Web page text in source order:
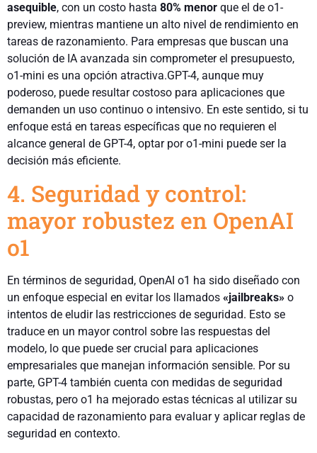
asequible, con un costo hasta 80% menor que el de o1-
preview, mientras mantiene un alto nivel de rendimiento en
tareas de razonamiento. Para empresas que buscan una
solución de IA avanzada sin comprometer el presupuesto,
o1-mini es una opción atractiva.GPT-4, aunque muy
poderoso, puede resultar costoso para aplicaciones que
demanden un uso continuo o intensivo. En este sentido, si tu
enfoque está en tareas específicas que no requieren el
alcance general de GPT-4, optar por o1-mini puede ser la
decisión más eficiente.
4. Seguridad y control:
mayor robustez en OpenAI
o1
En términos de seguridad, OpenAI o1 ha sido diseñado con
un enfoque especial en evitar los llamados «jailbreaks» o
intentos de eludir las restricciones de seguridad. Esto se
traduce en un mayor control sobre las respuestas del
modelo, lo que puede ser crucial para aplicaciones
empresariales que manejan información sensible. Por su
parte, GPT-4 también cuenta con medidas de seguridad
robustas, pero o1 ha mejorado estas técnicas al utilizar su
capacidad de razonamiento para evaluar y aplicar reglas de
seguridad en contexto.